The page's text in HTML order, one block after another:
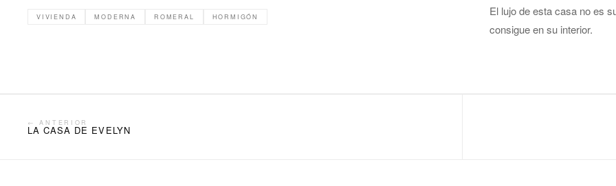
VIVIENDA MODERNA ROMERAL HORMIGÓN
El lujo de esta casa no es
consigue en su interior.
← ANTERIOR
LA CASA DE EVELYN